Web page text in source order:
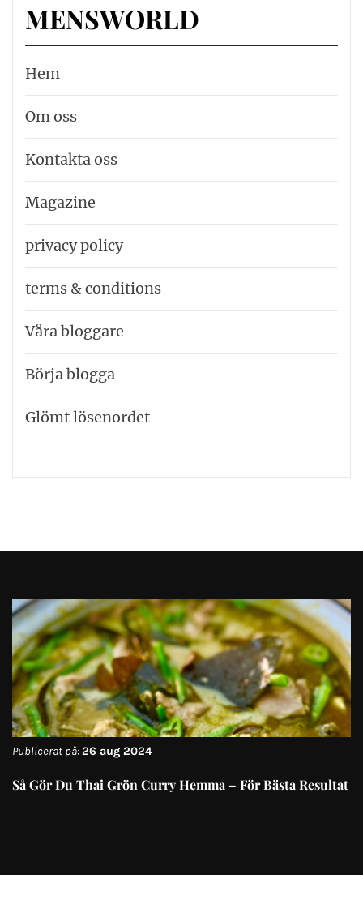
MENSWORLD
Hem
Om oss
Kontakta oss
Magazine
privacy policy
terms & conditions
Våra bloggare
Börja blogga
Glömt lösenordet
Publicerat på:26 aug 2024
Så Gör Du Thai Grön Curry Hemma – För Bästa Resultat